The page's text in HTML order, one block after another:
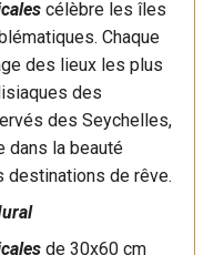
célèbre les îles
Chaque
des lieux les plus
des
des Seychelles,
dans la beauté
destinations de rêve.
de 30x60 cm